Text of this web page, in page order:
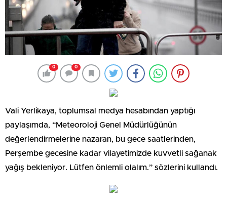
0 0
Vali Yerlikaya, toplumsal medya hesabından yaptığı
paylaşımda, “Meteoroloji Genel Müdürlüğünün
değerlendirmelerine nazaran, bu gece saatlerinden,
Perşembe gecesine kadar vilayetimizde kuvvetli sağanak
yağış bekleniyor. Lütfen önlemli olalım.” sözlerini kullandı.